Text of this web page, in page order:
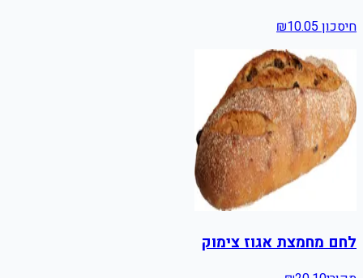
חיסכון ₪10.05
לחם מחמצת אגוז צימוק